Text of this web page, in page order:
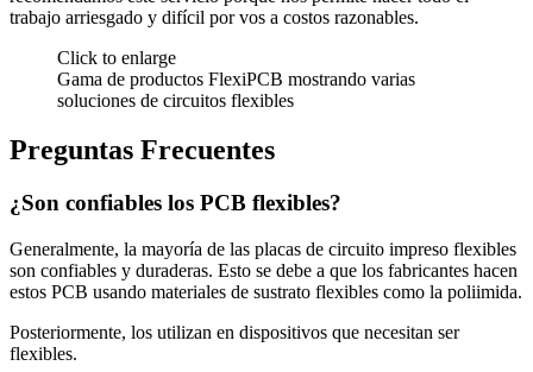
trabajo arriesgado y difícil por vos a costos razonables.
Click to enlarge
Gama de productos FlexiPCB mostrando varias
soluciones de circuitos flexibles
Preguntas Frecuentes
¿Son confiables los PCB flexibles?
Generalmente, la mayoría de las placas de circuito impreso flexibles
son confiables y duraderas. Esto se debe a que los fabricantes hacen
estos PCB usando materiales de sustrato flexibles como la poliimida.
Posteriormente, los utilizan en dispositivos que necesitan ser
flexibles.